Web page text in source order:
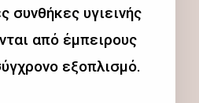
συνθήκες υγιεινής
από έμπειρους
εξοπλισμό.